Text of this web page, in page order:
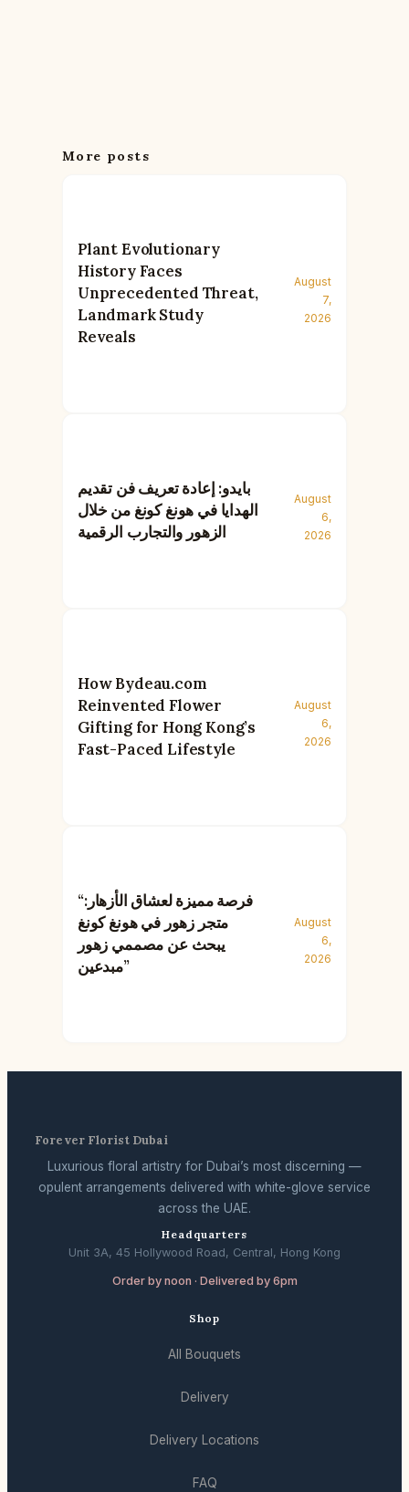
More posts
Plant Evolutionary
History Faces
Unprecedented Threat,
Landmark Study
Reveals
August
7,
2026
بايدو: إعادة تعريف فن تقديم
الهدايا في هونغ كونغ من خلال
الزهور والتجارب الرقمية
August
6,
2026
How Bydeau.com
Reinvented Flower
Gifting for Hong Kong’s
Fast-Paced Lifestyle
August
6,
2026
“فرصة مميزة لعشاق الأزهار:
متجر زهور في هونغ كونغ
يبحث عن مصممي زهور
مبدعين”
August
6,
2026
Forever Florist Dubai
Luxurious floral artistry for Dubai’s most discerning —
opulent arrangements delivered with white-glove service
across the UAE.
Headquarters
Unit 3A, 45 Hollywood Road, Central, Hong Kong
Order by noon · Delivered by 6pm
Shop
All Bouquets
Delivery
Delivery Locations
FAQ